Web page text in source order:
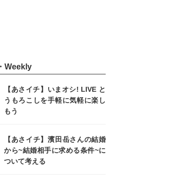
Weekly
【あさイチ】いまオシ! LIVE と
うもろこしを手軽に気軽に楽し
もう
【あさイチ】濱田岳さんの結婚
から~結婚相手に求める条件~に
ついて考える